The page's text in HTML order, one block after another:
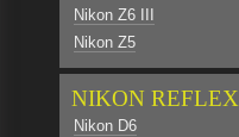
Nikon Z6 III
Nikon Z5
NIKON REFLEX
Nikon D6